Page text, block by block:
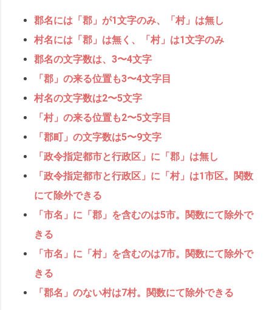
郡名には「郡」が1文字のみ、「村」は無し
村名には「郡」は無く、「村」は1文字のみ
郡名の文字数は、3〜4文字
「郡」の来る位置も3〜4文字目
村名の文字数は2〜5文字
「村」の来る位置も2〜5文字目
「郡町」の文字数は5〜9文字
「政令指定都市と行政区」に「郡」は無し
「政令指定都市と行政区」に「村」は1市区。
関数
にて除外できる
「市名」に 「郡」を含むのは5市。関数にて除外で
きる
「市名」に 「村」を含むのは7市。関数にて除外で
きる
「郡名」のない村は7村。
関数にて除外できる